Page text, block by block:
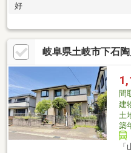
好
岐阜県土岐市下石
間
建
土
築